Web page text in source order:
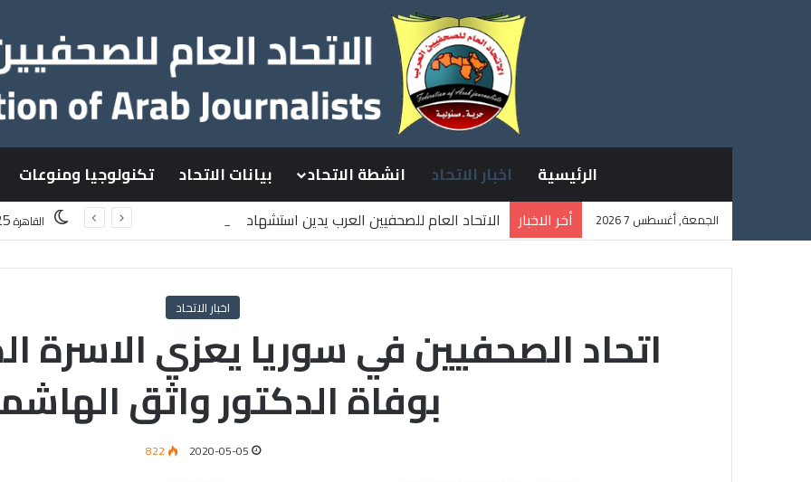
الرئيسية اخبار الاتحاد انشطة الاتحاد بيانات الاتحاد تكنولوجيا ومنوعات
الجمعة, أغسطس 7 2026 أخر الاخبار
الاتحاد العام للصحفيين العرب يدين استشهاد
القاهرة
اخبار الاتحاد
اتحاد الصحفيين في سوريا يعزي الاسرة
بوفاة الدكتور واثق
2020-05-05
822